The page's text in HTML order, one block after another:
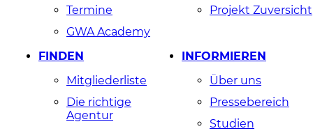
Termine
GWA Academy
Projekt Zuversicht
FINDEN
Mitgliederliste
Die richtige
Agentur
INFORMIEREN
Über uns
Pressebereich
Studien